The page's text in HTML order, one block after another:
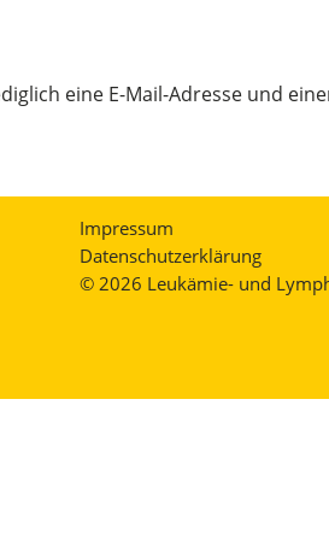
eine E-Mail-Adresse und
Impressum
Datenschutzerklärung
© 2026 Leukämie- und